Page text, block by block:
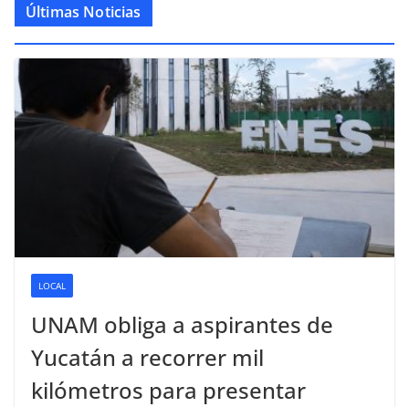
Últimas Noticias
LOCAL
UNAM obliga a aspirantes de
Yucatán a recorrer mil
kilómetros para presentar